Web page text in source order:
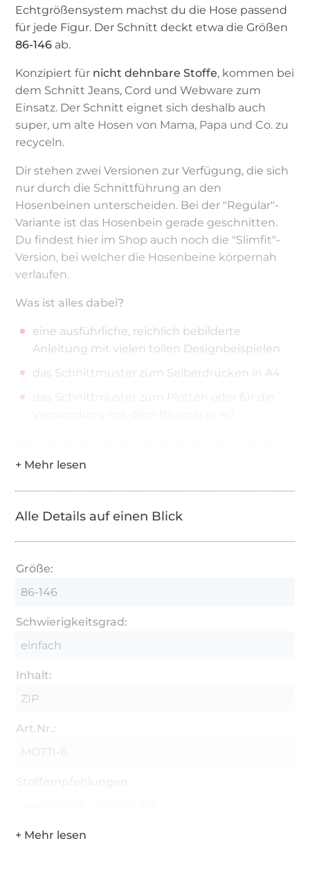
Echtgrößensystem machst du die Hose passend
für jede Figur. Der Schnitt deckt etwa die Größen
86-146 ab.
Konzipiert für nicht dehnbare Stoffe, kommen bei
dem Schnitt Jeans, Cord und Webware zum
Einsatz. Der Schnitt eignet sich deshalb auch
super, um alte Hosen von Mama, Papa und Co. zu
recyceln.
Dir stehen zwei Versionen zur Verfügung, die sich
nur durch die Schnittführung an den
Hosenbeinen unterscheiden. Bei der "Regular"-
Variante ist das Hosenbein gerade geschnitten.
Du findest hier im Shop auch noch die "Slimfit"-
Version, bei welcher die Hosenbeine körpernah
verlaufen.
Was ist alles dabei?
eine ausführliche, reichlich bebilderte
Anleitung mit vielen tollen Designbeispielen
das Schnittmuster zum Selberdrucken in A4
das Schnittmuster zum Plotten oder für die
Alle Details auf einen Blick
Größe:
86-146
Schwierigkeitsgrad:
einfach
Inhalt:
ZIP
Art.Nr.:
MOTTI-6